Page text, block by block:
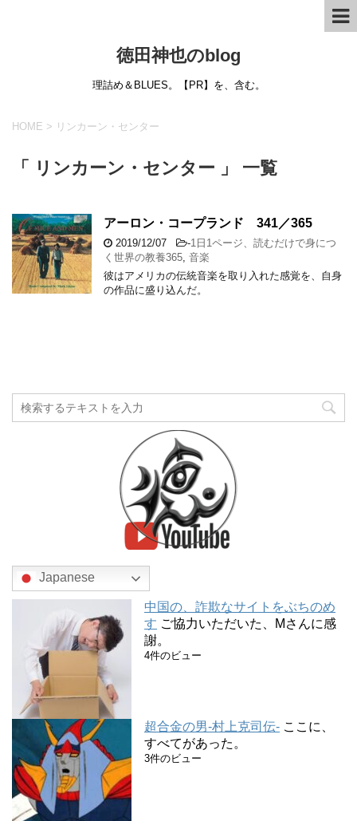
徳田神也のblog
理詰め＆BLUES。【PR】を、含む。
HOME > リンカーン・センター
「 リンカーン・センター 」 一覧
アーロン・コープランド 341／365
2019/12/07 -1日1ページ、読むだけで身につ
く世界の教養365 音楽
彼はアメリカの伝統音楽を取り入れた感覚を、自身
の作品に盛り込んだ。
Japanese
中国の、詐欺なサイトをぶちのめ
す ご協力いただいた、Mさんに感
謝。
4件のビュー
超合金の男-村上克司伝- ここに、
すべてがあった。
3件のビュー